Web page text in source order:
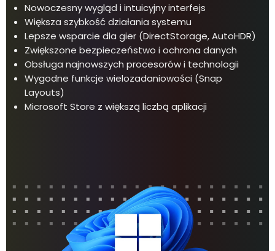
Nowoczesny wygląd i intuicyjny interfejs
Większa szybkość działania systemu
Lepsze wsparcie dla gier (DirectStorage, AutoHDR)
Zwiększone bezpieczeństwo i ochrona danych
Obsługa najnowszych procesorów i technologii
Wygodne funkcje wielozadaniowości (Snap
Layouts)
Microsoft Store z większą liczbą aplikacji